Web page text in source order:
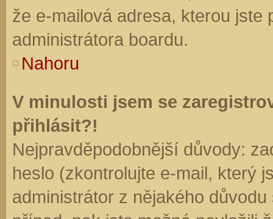
že e-mailová adresa, kterou jste
administrátora boardu.
Nahoru
V minulosti jsem se
přihlásit?!
Nejpravděpodobnější důvody:
heslo (zkontrolujte e-mail, který
administrátor z nějakého